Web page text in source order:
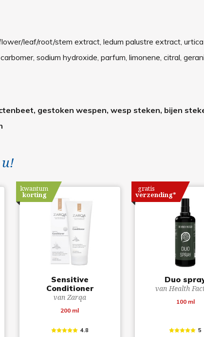
leaf/root/stem extract, ledum palustre extract,
sodium hydroxide, parfum, limonene, citral,
gestoken wespen, wesp steken, bijen
Sensitive
Conditioner
van Zarqa
200 ml
kwantum
korting
4.8
Duo
van Health
100 ml
gratis
verzending*
5